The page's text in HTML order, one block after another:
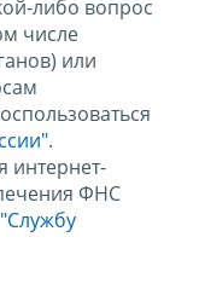
либо вопрос
числе
или
.
интернет-
ФНС
"Службу